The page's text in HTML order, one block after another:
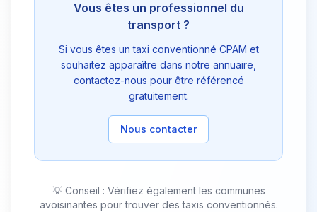
Vous êtes un professionnel du
transport ?
Si vous êtes un taxi conventionné CPAM et
souhaitez apparaître dans notre annuaire,
contactez-nous pour être référencé
gratuitement.
Nous contacter
💡 Conseil : Vérifiez également les communes
avoisinantes pour trouver des taxis conventionnés.